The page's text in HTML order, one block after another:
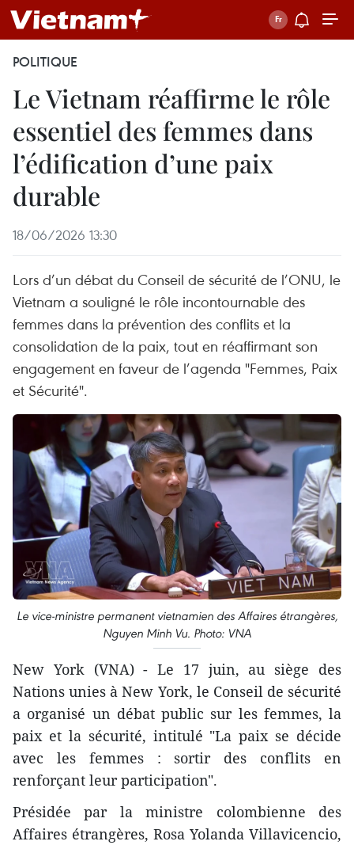
POLITIQUE
Le Vietnam réaffirme le rôle
essentiel des femmes dans
l’édification d’une paix
durable
18/06/2026 13:30
Lors d’un débat du Conseil de sécurité de l’ONU, le
Vietnam a souligné le rôle incontournable des
femmes dans la prévention des conflits et la
consolidation de la paix, tout en réaffirmant son
engagement en faveur de l’agenda "Femmes, Paix
et Sécurité".
Le vice-ministre permanent vietnamien des Affaires étrangères,
Nguyen Minh Vu. Photo: VNA
New York (VNA) - Le 17 juin, au siège des
Nations unies à New York, le Conseil de sécurité
a organisé un débat public sur les femmes, la
paix et la sécurité, intitulé "La paix se décide
avec les femmes : sortir des conflits en
renforçant leur participation".
Présidée par la ministre colombienne des
Affaires étrangères, Rosa Yolanda Villavicencio,